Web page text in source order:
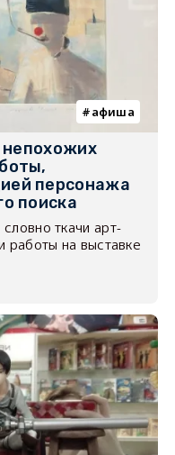
афиша
непохожих
персонажа
поиска
ткачи арт-
работы на выставке